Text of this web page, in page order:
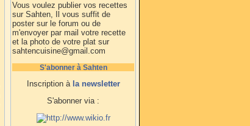
Vous voulez publier vos recettes
sur Sahten, Il vous suffit de
poster sur le forum ou de
m'envoyer par mail votre recette
et la photo de votre plat sur
sahtencuisine@gmail.com
S'abonner à Sahten
Inscription à la newsletter
S'abonner via :